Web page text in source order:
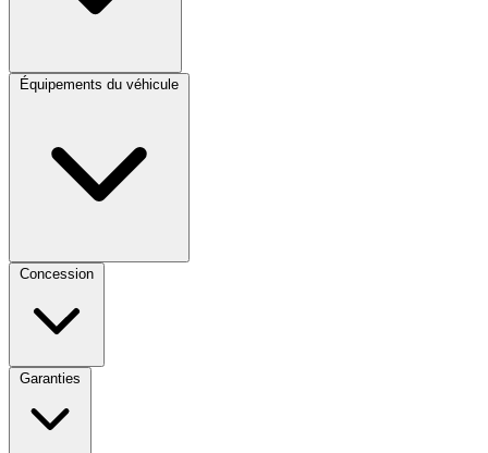
Équipements du véhicule
Concession
Garanties